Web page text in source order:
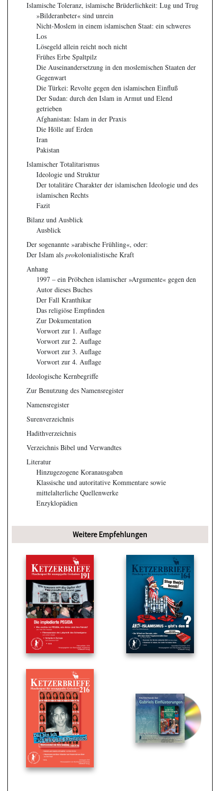
Islamische Toleranz, islamische Brüderlichkeit: Lug und Trug
»Bilderanbeter« sind unrein
Nicht-Moslem in einem islamischen Staat: ein schweres
Los
Lösegeld allein reicht noch nicht
Frühes Erbe Spaltpilz
Die Auseinandersetzung in den moslemischen Staaten der
Gegenwart
Die Türkei: Revolte gegen den islamischen Einfluß
Der Sudan: durch den Islam in Armut und Elend
getrieben
Afghanistan: Islam in der Praxis
Die Hölle auf Erden
Iran
Pakistan
Islamischer Totalitarismus
Ideologie und Struktur
Der totalitäre Charakter der islamischen Ideologie und des
islamischen Rechts
Fazit
Bilanz und Ausblick
Ausblick
Der sogenannte »arabische Frühling«, oder:
Der Islam als prokolonialistische Kraft
Anhang
1997 – ein Pröbchen islamischer »Argumente« gegen den
Autor dieses Buches
Der Fall Kranthikar
Das religiöse Empfinden
Zur Dokumentation
Vorwort zur 1. Auflage
Vorwort zur 2. Auflage
Vorwort zur 3. Auflage
Vorwort zur 4. Auflage
Ideologische Kernbegriffe
Zur Benutzung des Namensregister
Namensregister
Surenverzeichnis
Hadithverzeichnis
Verzeichnis Bibel und Verwandtes
Literatur
Hinzugezogene Koranausgaben
Klassische und autoritative Kommentare sowie
mittelalterliche Quellenwerke
Enzyklopädien
Weitere Empfehlungen